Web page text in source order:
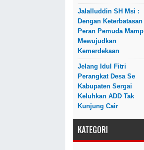
Jalalluddin SH Msi :
Dengan Keterbatasan
Peran Pemuda
Mewujudkan
Kemerdekaan
Jelang Idul Fitri
Perangkat Desa Se
Kabupaten Sergai
Keluhkan ADD Tak
Kunjung Cair
KATEGORI